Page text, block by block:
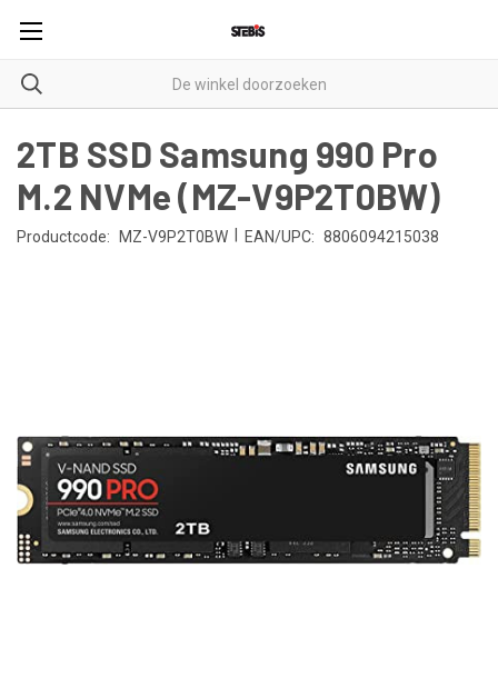
2TB SSD Samsung 990 Pro
M.2 NVMe (MZ-V9P2T0BW)
Productcode: MZ-V9P2T0BW EAN/UPC: 8806094215038